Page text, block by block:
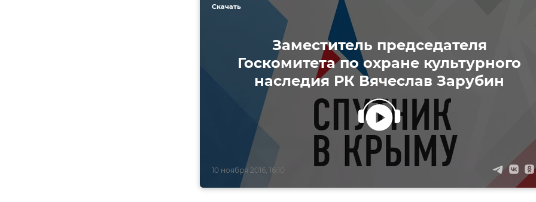
Заместитель председателя
Госкомитета по охране культурного
наследия РК Вячеслав Зарубин
10 ноября 2016, 16:10
Скачать